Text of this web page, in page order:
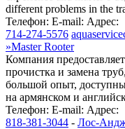
different problems in the
Телефон: E-mail: Адрес:
714-274-5576
»Master Rooter
Компания
прочистка и замена
большой опыт,
на армянском и
Телефон: E-mail: Адрес:
818-381-3044 - Лос-